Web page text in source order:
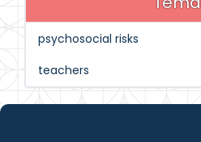
psychosocial risks
teachers